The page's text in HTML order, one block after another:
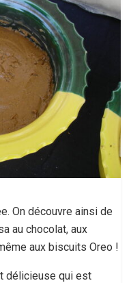
On découvre ainsi de
au chocolat, aux
aux biscuits Oreo !
délicieuse qui est